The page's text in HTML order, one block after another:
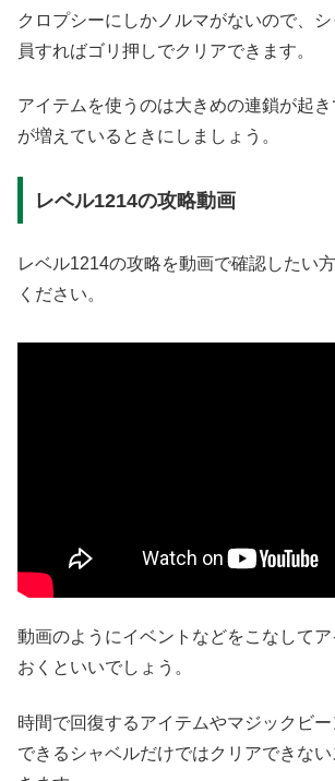
クロプシーにしかノルマがないので、
員すればゴリ押しでクリアできます。
アイテムを使うのは大きめの連鎖が起
が増えているときにしましょう。
レベル1214の攻略動画
レベル1214の攻略を動画で確認したい
ください。
動画のようにイベントなどをこなして
おくといいでしょう。
時間で回復するアイテムやマジックビ
できるシャベルだけではクリアできな